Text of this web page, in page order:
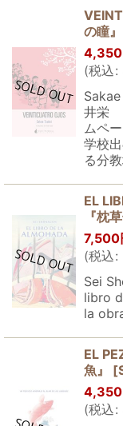
の瞳』
4,350
(税込:
井栄
ムペ
学校
る分
EL
『枕
7,500
(税込:
Sei
libro
la
EL
魚』
[
4,350
(税込: